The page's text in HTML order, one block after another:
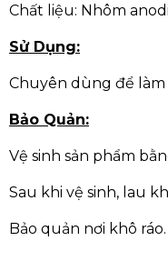
Chất liệu: Nhôm
Sử Dụng:
Chuyên dùng để
Bảo Quản:
Vệ sinh sản phẩm
Sau khi vệ sinh, lau
Bảo quản nơi khô ráo.